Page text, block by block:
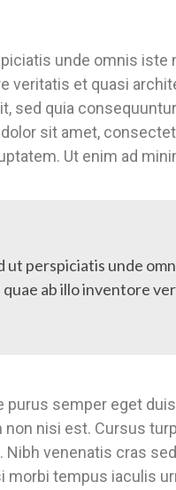
unde omnis iste
veritatis et quasi
sed quia
sit amet,
Ut enim ad
ut perspiciatis unde
quae ab illo inventore
purus semper eget
non nisi est. Cursus
Nibh venenatis cras
morbi tempus iaculis